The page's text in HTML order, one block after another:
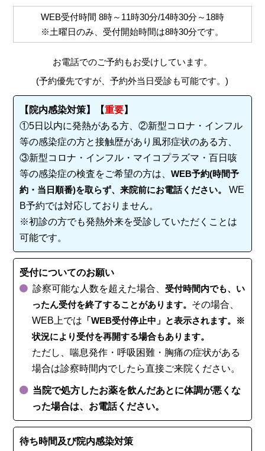
WEB受付時間 8時～11時30分/14時30分～18時
※土曜日のみ、受付開始時間は8時30分です。
お電話でのご予約もお受けしています。
(予約優先ですが、予約外当日受診も可能です。)
【院内感染対策】【重要】
①5日以内に発熱がある方、②新型コロナ・インフル
等の感染症の方と接触歴があり風邪症状のある方、
③新型コロナ・インフル・マイコプラズマ・百日咳
等の感染症の検査をご希望の方は、WEB予約(時間予
約・当日順番)を取らず、来院前にお電話ください。
WE
B予約では対応しておりません。
※初診の方でも発熱外来を受診していただくことは
可能です。
受付についてのお願い
診察可能な人数を超えた場合、 受付時間内でも、い
ったん受付を終了することがあります。 その場合、
WEB上では 「WEB受付停止中」と表示されます。※
状況により受付を再開する場合もあります。
ただし、喘息発作・呼吸困難・胸痛の症状がある
場合は診察時間内でしたら直接ご来院ください。
当院で処方したお薬を飲んだあとに体調が悪くな
った場合は、お電話ください。
待ち時間及び院内感染対策